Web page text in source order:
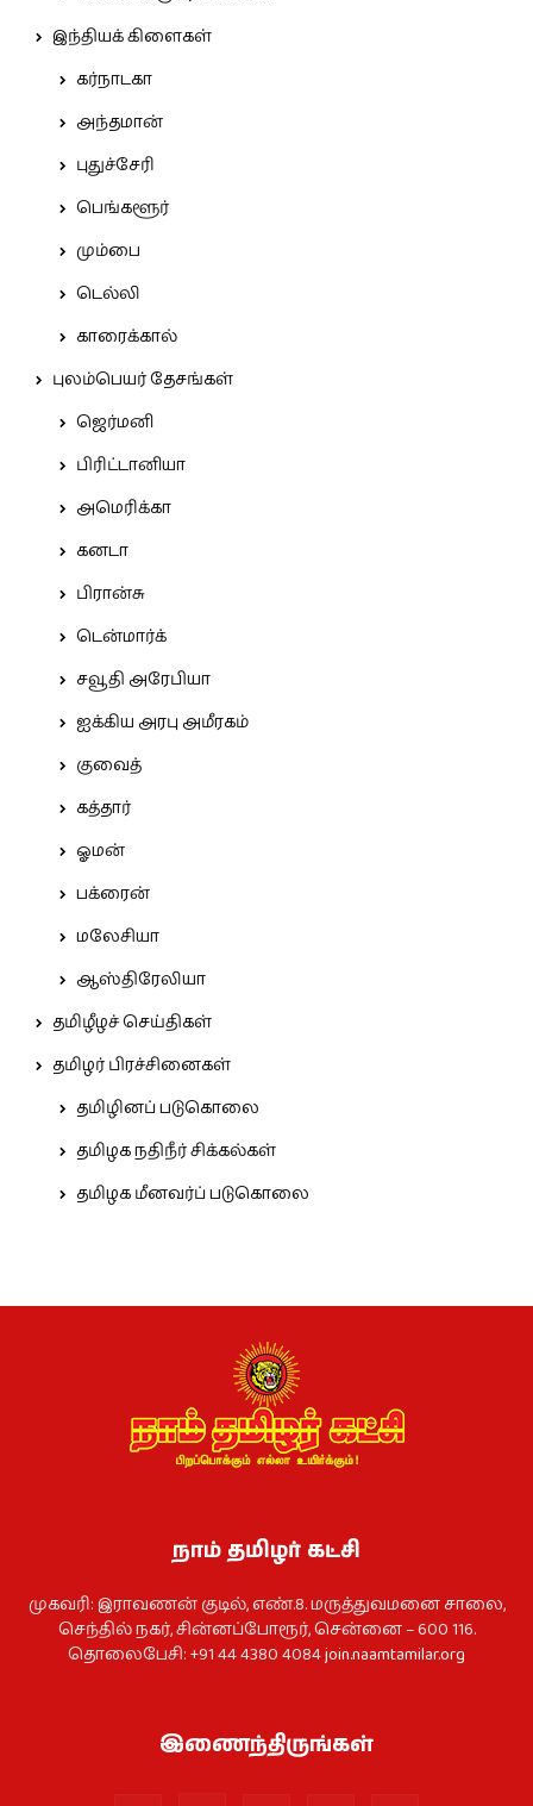
இந்தியக் கிளைகள்
கர்நாடகா
அந்தமான்
புதுச்சேரி
பெங்களூர்
மும்பை
டெல்லி
காரைக்கால்
புலம்பெயர் தேசங்கள்
ஜெர்மனி
பிரிட்டானியா
அமெரிக்கா
கனடா
பிரான்சு
டென்மார்க்
சவூதி அரேபியா
ஐக்கிய அரபு அமீரகம்
குவைத்
கத்தார்
ஓமன்
பக்ரைன்
மலேசியா
ஆஸ்திரேலியா
தமிழீழச் செய்திகள்
தமிழர் பிரச்சினைகள்
தமிழினப் படுகொலை
தமிழக நதிநீர் சிக்கல்கள்
தமிழக மீனவர்ப் படுகொலை
நாம் தமிழர் கட்சி
முகவரி: இராவணன் குடில், எண்.8. மருத்துவமனை சாலை,
செந்தில் நகர், சின்னப்போரூர், சென்னை – 600 116.
தொலைபேசி: +91 44 4380 4084join.naamtamilar.org
இணைந்திருங்கள்